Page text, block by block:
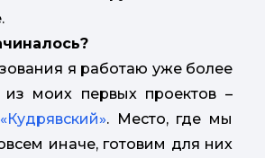
я работаю уже более
моих первых проектов –
. Место, где мы
иначе, готовим для них